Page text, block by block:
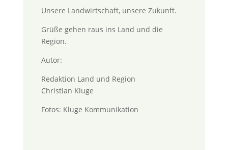
Unsere Landwirtschaft, unsere Zukunft.
Grüße gehen raus ins Land und die
Region.
Autor:
Redaktion Land und Region
Christian Kluge
Fotos: Kluge Kommunikation